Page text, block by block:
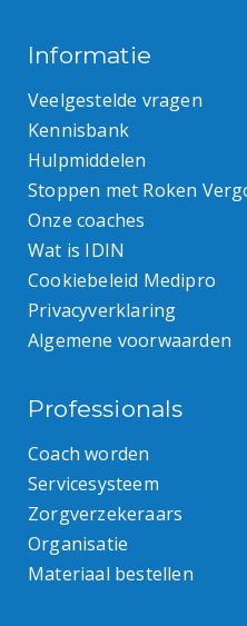
Informatie
Veelgestelde vragen
Kennisbank
Hulpmiddelen
Stoppen met Roken
Onze coaches
Wat is IDIN
Cookiebeleid Medipro
Privacyverklaring
Algemene voorwaarden
Professionals
Coach worden
Servicesysteem
Zorgverzekeraars
Organisatie
Materiaal bestellen